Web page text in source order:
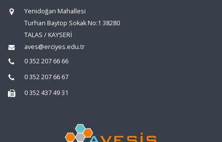
Yenidoğan Mahallesi
Turhan Baytop Sokak No:1 38280
TALAS / KAYSERİ
aves@erciyes.edu.tr
0 352 207 66 66
0 352 207 66 67
0 352 437 49 31